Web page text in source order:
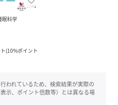
眠科学
(10%ポイント
われているため、検索結果が実際の
示、ポイント倍数等）とは異なる場